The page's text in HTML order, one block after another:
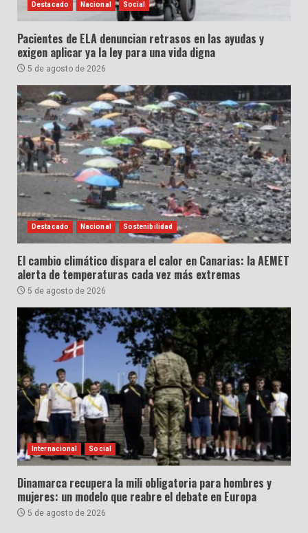
Destacado Nacional Social
Pacientes de ELA denuncian retrasos en las ayudas y
exigen aplicar ya la ley para una vida digna
5 de agosto de 2026
Destacado Nacional Sostenibilidad
El cambio climático dispara el calor en Canarias: la AEMET
alerta de temperaturas cada vez más extremas
5 de agosto de 2026
Internacional Social
Dinamarca recupera la mili obligatoria para hombres y
mujeres: un modelo que reabre el debate en Europa
5 de agosto de 2026